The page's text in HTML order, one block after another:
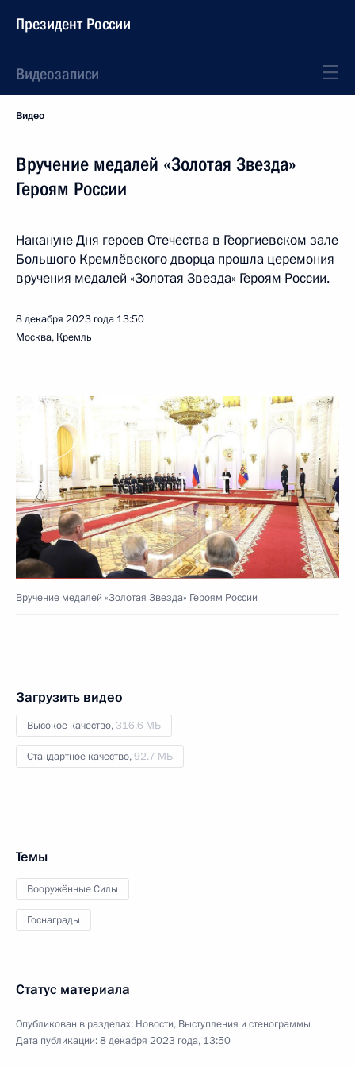
Президент России
Видеозаписи
Видео
Вручение медалей «Золотая Звезда»
Героям России
Накануне Дня героев Отечества в Георгиевском зале
Большого Кремлёвского дворца прошла церемония
вручения медалей «Золотая Звезда» Героям России.
8 декабря 2023 года 13:50
Москва, Кремль
Вручение медалей «Золотая Звезда» Героям России
Загрузить видео
Высокое качество, 316.6 МБ
Стандартное качество,92.7 МБ
Темы
Вооружённые Силы
Госнаграды
Статус материала
Опубликован в разделах: Новости, Выступления и стенограммы
Дата публикации:8 декабря 2023 года, 13:50